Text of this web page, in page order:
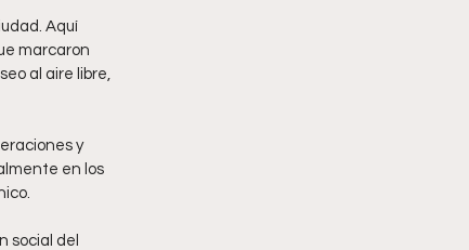
Aquí
marcaron
al aire libre,
y
en los
social del